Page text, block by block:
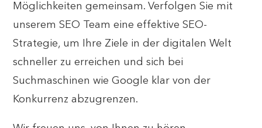
Möglichkeiten gemeinsam. Verfolgen Sie mit
unserem SEO Team eine effektive SEO-
Strategie, um Ihre Ziele in der digitalen Welt
schneller zu erreichen und sich bei
Suchmaschinen wie Google klar von der
Konkurrenz abzugrenzen.